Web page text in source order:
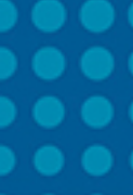
報修服務
SERVICE